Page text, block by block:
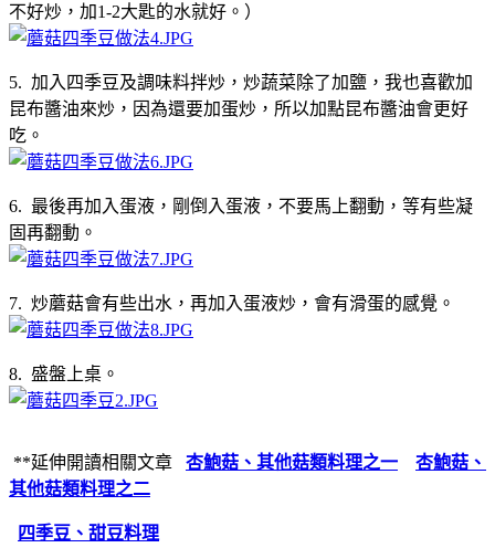
不好炒，加1-2大匙的水就好。）
5. 加入四季豆及調味料拌炒，炒蔬菜除了加鹽，我也喜歡加
昆布醬油來炒，因為還要加蛋炒，所以加點昆布醬油會更好
吃。
6. 最後再加入蛋液，剛倒入蛋液，不要馬上翻動，等有些凝
固再翻動。
7. 炒蘑菇會有些出水，再加入蛋液炒，會有滑蛋的感覺。
8. 盛盤上桌。
**延伸開讀相關文章 杏鮑菇、其他菇類料理之一
杏鮑菇、
其他菇類料理之二
四季豆、甜豆料理